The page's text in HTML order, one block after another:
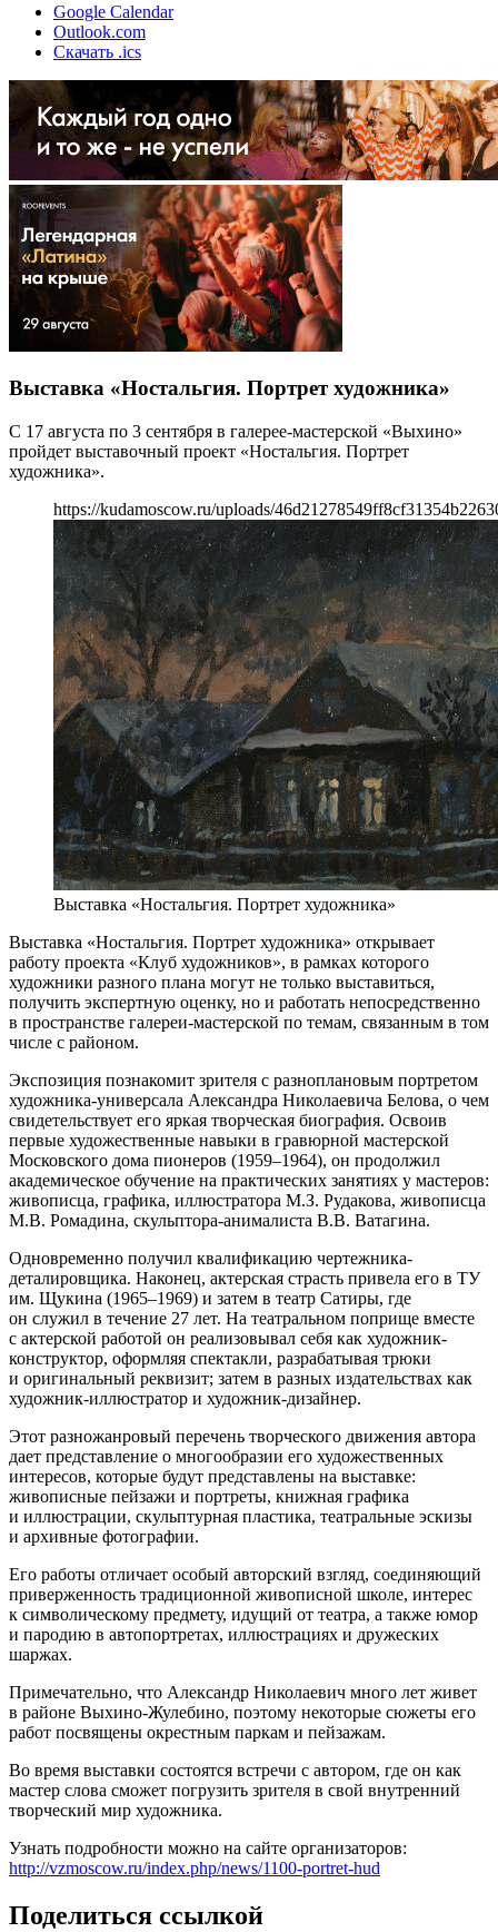
Google Calendar
Outlook.com
Скачать .ics
Выставка «Ностальгия. Портрет художника»
С 17 августа по 3 сентября в галерее-мастерской «Выхино»
пройдет выставочный проект «Ностальгия. Портрет
художника».
https://kudamoscow.ru/uploads/
Выставка «Ностальгия. Портрет художника»
Выставка «Ностальгия. Портрет художника» открывает
работу проекта «Клуб художников», в рамках которого
художники разного плана могут не только выставиться,
получить экспертную оценку, но и работать непосредственно
в пространстве галереи-мастерской по темам, связанным в том
числе с районом.
Экспозиция познакомит зрителя с разноплановым портретом
художника-универсала Александра Николаевича Белова, о чем
свидетельствует его яркая творческая биография. Освоив
первые художественные навыки в гравюрной мастерской
Московского дома пионеров (1959–1964), он продолжил
академическое обучение на практических занятиях у мастеров:
живописца, графика, иллюстратора М.З. Рудакова, живописца
М.В. Ромадина, скульптора-анималиста В.В. Ватагина.
Одновременно получил квалификацию чертежника-
деталировщика. Наконец, актерская страсть привела его в ТУ
им. Щукина (1965–1969) и затем в театр Сатиры, где
он служил в течение 27 лет. На театральном поприще вместе
с актерской работой он реализовывал себя как художник-
конструктор, оформляя спектакли, разрабатывая трюки
и оригинальный реквизит; затем в разных издательствах как
художник-иллюстратор и художник-дизайнер.
Этот разножанровый перечень творческого движения автора
дает представление о многообразии его художественных
интересов, которые будут представлены на выставке:
живописные пейзажи и портреты, книжная графика
и иллюстрации, скульптурная пластика, театральные эскизы
и архивные фотографии.
Его работы отличает особый авторский взгляд, соединяющий
приверженность традиционной живописной школе, интерес
к символическому предмету, идущий от театра, а также юмор
и пародию в автопортретах, иллюстрациях и дружеских
шаржах.
Примечательно, что Александр Николаевич много лет живет
в районе Выхино-Жулебино, поэтому некоторые сюжеты его
работ посвящены окрестным паркам и пейзажам.
Во время выставки состоятся встречи с автором, где он как
мастер слова сможет погрузить зрителя в свой внутренний
творческий мир художника.
Узнать подробности можно на сайте организаторов:
http://vzmoscow.ru/index.php/news/1100-portret-hud
Поделиться ссылкой